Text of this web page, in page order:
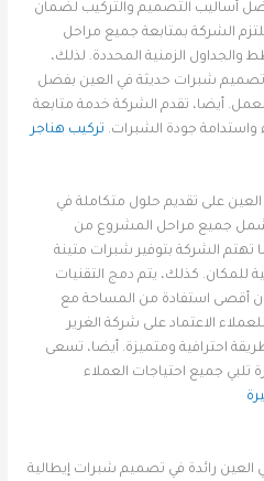
أساليب التصميم والتركيب لضمان
الشركة بمتابعة جميع مراحل
الزمنية المحددة. لذلك،
تصميم شبرات حديثة في العين بفضل
أيضا، تقدم الشركة خدمة متابعة
واستدامة جودة الشبرات. تركيب هناجر
على تقديم حلول متكاملة في
جميع مراحل المشروع من
تهتم الشركة بتوفير شبرات متينة
كذلك، يتم دمج التقنيات
أقصى استفادة من المساحة مع
الاعتماد على شركة الغرير
احترافية ومتميزة. أيضا، تسعى
تلبي جميع احتياجات العملاء
العين رائدة في تصميم شبرات إيطالية